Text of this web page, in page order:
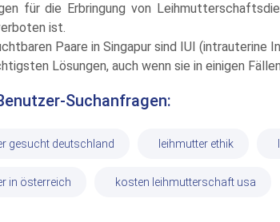
für die Erbringung von
ist.
Paare in Singapur sind IUI
Lösungen, auch wenn sie in einigen
Suchanfragen:
gesucht deutschland leihmutter ethik
in österreich kosten leihmutterschaft usa